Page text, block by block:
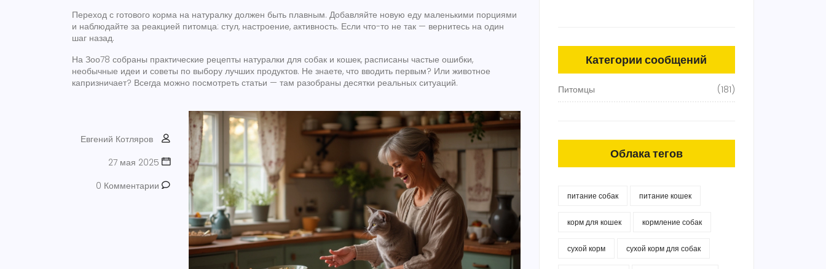
Переход с готового корма на натуралку должен быть плавным. Добавляйте новую еду маленькими порциями
и наблюдайте за реакцией питомца: стул, настроение, активность. Если что-то не так — вернитесь на один
шаг назад.
На Зоо78 собраны практические рецепты натуралки для собак и кошек, расписаны частые ошибки,
необычные идеи и советы по выбору лучших продуктов. Не знаете, что вводить первым? Или животное
капризничает? Всегда можно посмотреть статьи — там разобраны десятки реальных ситуаций.
Евгений Котляров
27 мая 2025
0 Комментарии
Категории сообщений
Питомцы (181)
Облака тегов
питание собак питание кошек
корм для кошек кормление собак
сухой корм сухой корм для собак